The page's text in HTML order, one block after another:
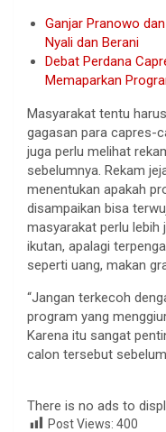
Ganjar Pranowo
Nyali dan Berani
Debat Perdana
Memaparkan
Masyarakat tentu
gagasan para capres-
juga perlu melihat
sebelumnya. Rekam
menentukan apakah
disampaikan bisa
masyarakat perlu lebih
ikutan, apalagi
seperti uang, makan
“Jangan terkecoh
program yang
Karena itu sangat
calon tersebut
There is no ads to
Post Views: 400